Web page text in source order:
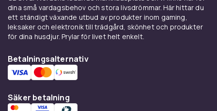
kan vara bra att kontrollera att utrymmet
räcker för dina behov. Även batteritiden
varierar mellan modeller och har du en stor yta
som ska städas kan det vara bra att se till att
batteritiden räcker till för att dammsugaren
ska hinna göra klart jobbet. Oavsett behov så
har vi robotdammsugaren för dig!
Se även:Dammsugare
Golvdammsugare
dina små vardagsbehov och stora livsdrömmar. Här hittar du
ett ständigt växande utbud av produkter inom gaming,
leksaker och elektronik till trädgård, skönhet och produkter
för dina husdjur. Prylar för livet helt enkelt.
Betalningsalternativ
Säker betalning